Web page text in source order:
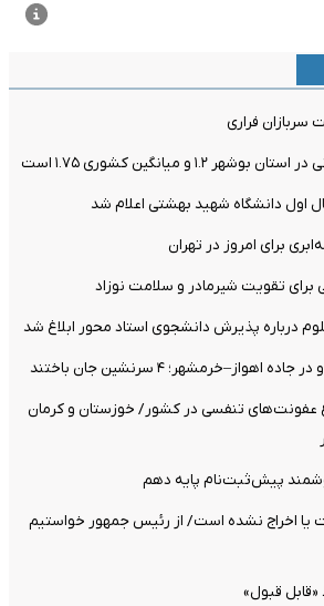
فراری
۱.۲ و میانگین کشوری ۱.۷۵ است
اول دانشگاه شهید بهشتی اعلام شد
برای امروز در تهران
تقویت شیرمادر و سلامت نوزاد
درباره پذیرش دانشجوی استاد محور ابلاغ شد
تنفسی در کشور/ خوزستان و کرمان
پیش‌ثبت‌نام پایه دهم
یا اخراج نشده است/ از رئیس جمهور خواستیم
قبول»